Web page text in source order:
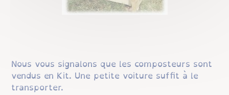
Nous vous signalons que les composteurs sont
vendus en Kit. Une petite voiture suffit à le
transporter.